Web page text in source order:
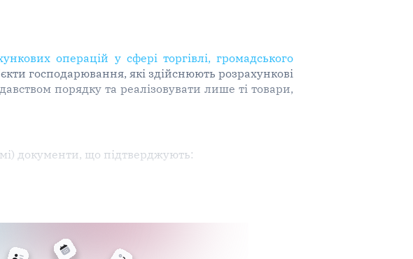
операцій у сфері торгівлі, громадського
господарювання, які здійснюють розрахункові
порядку та реалізовувати лише ті товари,
документи, що підтверджують: